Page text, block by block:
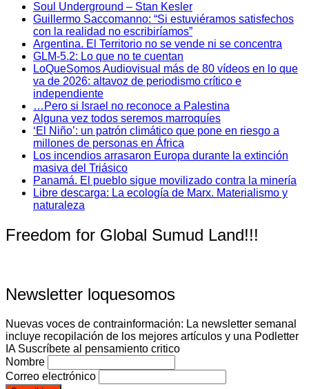
Soul Underground – Stan Kesler
Guillermo Saccomanno: “Si estuviéramos satisfechos
con la realidad no escribiríamos”
Argentina. El Territorio no se vende ni se concentra
GLM-5.2: Lo que no te cuentan
LoQueSomos Audiovisual más de 80 vídeos en lo que
va de 2026: altavoz de periodismo crítico e
independiente
…Pero si Israel no reconoce a Palestina
Alguna vez todos seremos marroquíes
‘El Niño’: un patrón climático que pone en riesgo a
millones de personas en África
Los incendios arrasaron Europa durante la extinción
masiva del Triásico
Panamá. El pueblo sigue movilizado contra la minería
Libre descarga: La ecología de Marx. Materialismo y
naturaleza
Freedom for Global Sumud Land!!!
Newsletter loquesomos
Nuevas voces de contrainformación: La newsletter semanal
incluye recopilación de los mejores artículos y una Podletter
IA Suscríbete al pensamiento critico
Nombre
Correo electrónico